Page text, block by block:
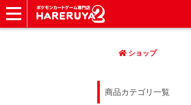
ショップ
商品カテゴリ一覧